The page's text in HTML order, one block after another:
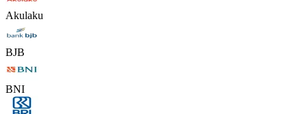
Akulaku
BJB
BNI